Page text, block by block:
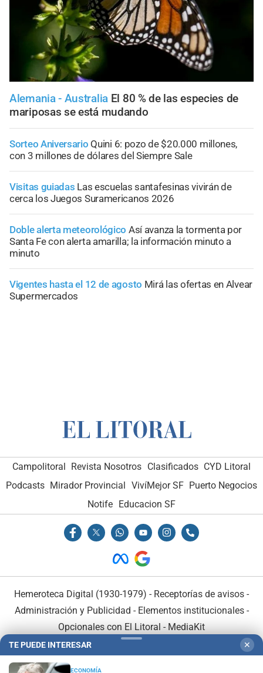
Alemania - Australia El 80 % de las especies de
mariposas se está mudando
Sorteo Aniversario Quini 6: pozo de $20.000 millones,
con 3 millones de dólares del Siempre Sale
Visitas guiadas Las escuelas santafesinas vivirán de
cerca los Juegos Suramericanos 2026
Doble alerta meteorológico Así avanza la tormenta por
Santa Fe con alerta amarilla; la información minuto a
minuto
Vigentes hasta el 12 de agosto Mirá las ofertas en Alvear
Supermercados
Campolitoral Revista Nosotros Clasificados CYD Litoral
Podcasts Mirador Provincial VivíMejor SF Puerto Negocios
Notife Educacion SF
Hemeroteca Digital (1930-1979) - Receptorías de avisos -
Administración y Publicidad - Elementos institucionales-
Opcionales con El Litoral - MediaKit
TE PUEDE INTERESAR ✕
ECONOMÍA